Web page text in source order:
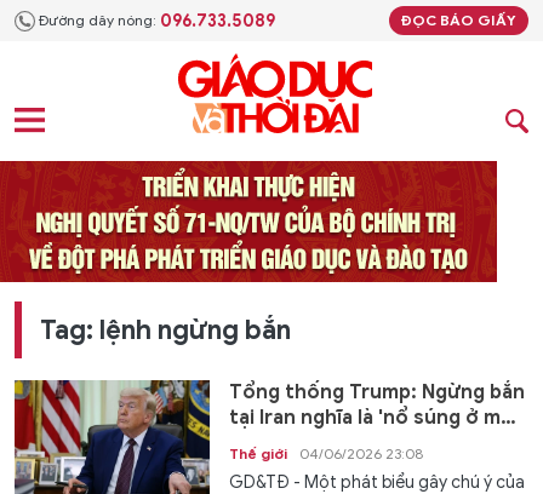
Đường dây nóng: 096.733.5089 ĐỌC BÁO GIẤY
Tag: lệnh ngừng bắn
Tổng thống Trump: Ngừng bắn
tại Iran nghĩa là 'nổ súng ở mức
độ ôn hoà hơn'
Thế giới 04/06/2026 23:08
GD&TĐ - Một phát biểu gây chú ý của